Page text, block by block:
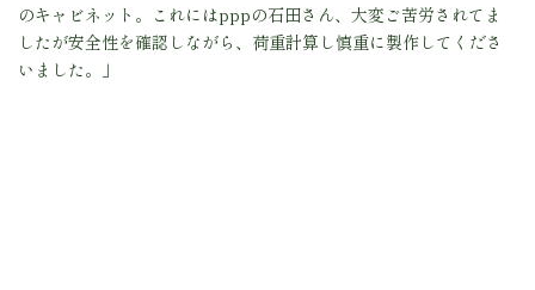
のキャビネット。これにはpppの石田さん、大変ご苦労されてま
したが安全性を確認しながら、荷重計算し慎重に製作してくださ
いました。」